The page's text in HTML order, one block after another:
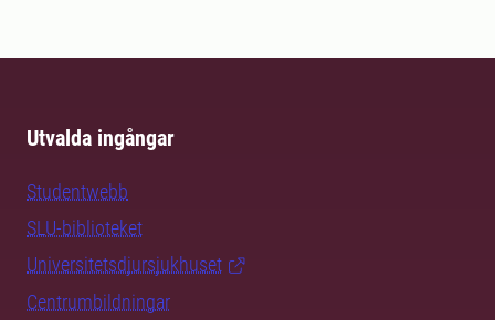
Utvalda ingångar
Studentwebb
SLU-biblioteket
Universitetsdjursjukhuset
Centrumbildningar